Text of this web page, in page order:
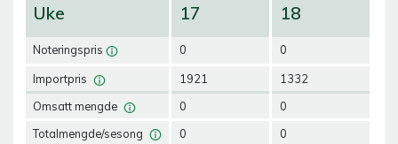
Uke
Noteringspris
Importpris
Omsatt mengde
Totalmengde/sesong
17
0
1921
0
0
18
0
1332
0
0